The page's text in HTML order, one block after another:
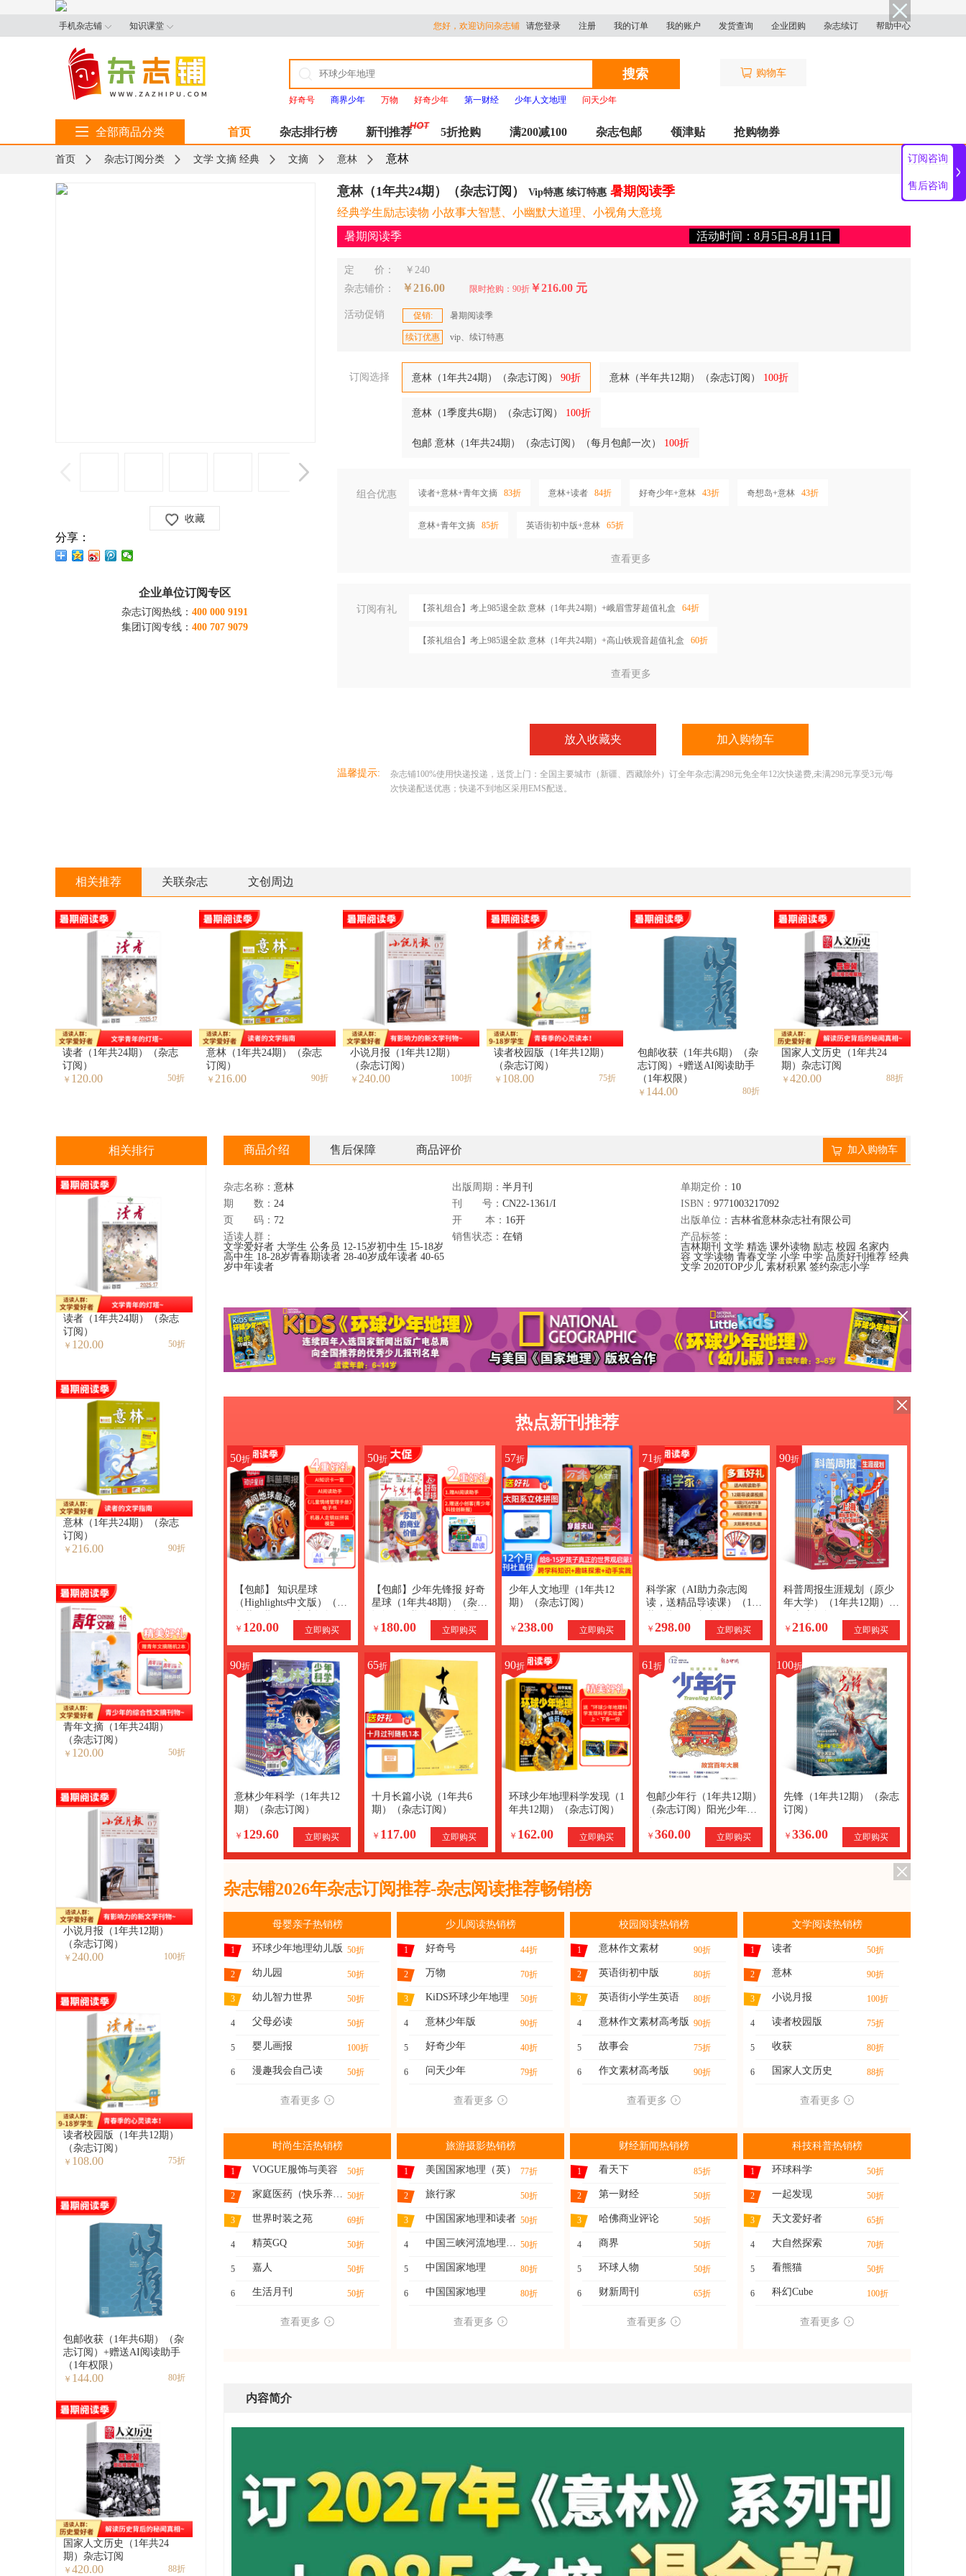
手机杂志铺 知识课堂 您好，欢迎访问杂志铺 请您登录 注册 我的订单 我的账户 发货查询 企业团购 杂志续订 帮助中心
搜索
好奇号 商界少年 万物 好奇少年 第一财经 少年人文地理 问天少年
购物车
全部商品分类 首页 杂志排行榜 新刊推荐 5折抢购 满200减100 杂志包邮 领津贴 抢购物券
首页 杂志订阅分类 文学 文摘 经典 文摘 意林 意林
收藏
分享：
企业单位订阅专区
杂志订阅热线： 400 000 9191
集团订阅专线： 400 707 9079
意林（1年共24期）（杂志订阅） Vip特惠 续订特惠 暑期阅读季
经典学生励志读物 小故事大智慧、小幽默大道理、小视角大意境
暑期阅读季
活动时间：8月5日-8月11日
定 价：
￥240
杂志铺价：
￥216.00 限时抢购：90折 ￥216.00 元
活动促销 促销: 暑期阅读季
续订优惠 vip、续订特惠
订阅选择 意林（1年共24期）（杂志订阅） 90折 意林（半年共12期）（杂志订阅） 100折
意林（1季度共6期）（杂志订阅） 100折
包邮 意林（1年共24期）（杂志订阅）（每月包邮一次） 100折
组合优惠 读者+意林+青年文摘 83折 意林+读者 84折 好奇少年+意林 43折 奇想岛+意林 43折
意林+青年文摘 85折 英语街初中版+意林 65折
查看更多
订阅有礼 【茶礼组合】考上985退全款 意林（1年共24期）+峨眉雪芽超值礼盒 64折
【茶礼组合】考上985退全款 意林（1年共24期）+高山铁观音超值礼盒 60折
查看更多
放入收藏夹 加入购物车
温馨提示:
杂志铺100%使用快递投递，送货上门：全国主要城市（新疆、西藏除外）订全年杂志满298元免全年12次快递费,未满298元享受3元/每
次快递配送优惠；快递不到地区采用EMS配送。
相关推荐 关联杂志 文创周边
读者（1年共24期）（杂志
订阅）
￥ 120.00 50折
意林（1年共24期）（杂志
订阅）
￥ 216.00 90折
小说月报（1年共12期）
（杂志订阅）
￥ 240.00 100折
读者校园版（1年共12期）
（杂志订阅）
￥ 108.00 75折
包邮收获（1年共6期）（杂
志订阅）+赠送AI阅读助手
（1年权限）
￥ 144.00 80折
国家人文历史（1年共24
期）杂志订阅
￥ 420.00 88折
相关排行
读者（1年共24期）（杂志
订阅）
￥ 120.00 50折
意林（1年共24期）（杂志
订阅）
￥ 216.00 90折
青年文摘（1年共24期）
（杂志订阅）
￥ 120.00 50折
小说月报（1年共12期）
（杂志订阅）
￥ 240.00 100折
读者校园版（1年共12期）
（杂志订阅）
￥ 108.00 75折
包邮收获（1年共6期）（杂
志订阅）+赠送AI阅读助手
（1年权限）
￥ 144.00 80折
国家人文历史（1年共24
期）杂志订阅
￥ 420.00 88折
商品介绍 售后保障 商品评价 加入购物车
杂志名称： 意林
期 数： 24
页 码： 72
适读人群：
文学爱好者 大学生 公务员 12-15岁初中生 15-18岁
高中生 18-28岁青春期读者 28-40岁成年读者 40-65
岁中年读者
出版周期： 半月刊
刊 号： CN22-1361/I
开 本： 16开
销售状态： 在销
单期定价： 10
ISBN： 9771003217092
出版单位： 吉林省意林杂志社有限公司
产品标签：
吉林期刊 文学 精选 课外读物 励志 校园 名家内
容 文学读物 青春文学 小学 中学 品质好刊推荐 经典
文学 2020TOP少儿 素材积累 签约杂志小学
热点新刊推荐
50折
【包邮】 知识星球
（Highlights中文版）（1
+赠送AI阅读助手+AI知识
￥ 120.00 立即购买
50折
【包邮】少年先锋报 好奇
星球（1年共48期）（杂志
￥ 180.00 立即购买
57折
少年人文地理（1年共12
期）（杂志订阅）
￥ 238.00 立即购买
71 折
科学家（AI助力杂志阅
读，送精品导读课）（1年
+AI知识能量卡
￥ 298.00 立即购买
90折
科普周报生涯规划（原少
年大学）（1年共12期）
￥ 216.00 立即购买
90折
意林少年科学（1年共12
期）（杂志订阅）
￥ 129.60 立即购买
65折
十月长篇小说（1年共6
期）（杂志订阅）
￥ 117.00 立即购买
90折
环球少年地理科学发现（1
年共12期）（杂志订阅）
￥ 162.00 立即购买
61 折
包邮少年行（1年共12期）
（杂志订阅）阳光少年报
￥ 360.00 立即购买
100折
先锋（1年共12期）（杂志
订阅）
￥ 336.00 立即购买
杂志铺2026年杂志订阅推荐-杂志阅读推荐畅销榜
母婴亲子热销榜
1 环球少年地理幼儿版 50折
2 幼儿园 50折
3 幼儿智力世界 50折
4 父母必读 50折
5 婴儿画报 100折
6 漫趣我会自己读 50折
查看更多
少儿阅读热销榜
1 好奇号 44折
2 万物 70折
3 KiDS环球少年地理 50折
4 意林少年版 90折
5 好奇少年 40折
6 问天少年 79折
查看更多
校园阅读热销榜
1 意林作文素材 90折
2 英语街初中版 80折
3 英语街小学生英语 80折
4 意林作文素材高考版 90折
5 故事会 75折
6 作文素材高考版 90折
查看更多
文学阅读热销榜
1 读者 50折
2 意林 90折
3 小说月报 100折
4 读者校园版 75折
5 收获 80折
6 国家人文历史 88折
查看更多
时尚生活热销榜
1 VOGUE服饰与美容 50折
2 50折
3 世界时装之苑 69折
4 精英GQ 50折
5 嘉人 50折
6 生活月刊 50折
查看更多
旅游摄影热销榜
1 美国国家地理（英） 77折
2 旅行家 50折
3 中国国家地理和读者 50折
4 50折
5 中国国家地理 80折
6 中国国家地理 80折
查看更多
财经新闻热销榜
1 看天下 85折
2 第一财经 50折
3 哈佛商业评论 50折
4 商界 50折
5 环球人物 50折
6 财新周刊 65折
查看更多
科技科普热销榜
1 环球科学 50折
2 一起发现 50折
3 天文爱好者 65折
4 大自然探索 70折
5 看熊猫 50折
6 科幻Cube 100折
查看更多
内容简介
订阅咨询
售后咨询